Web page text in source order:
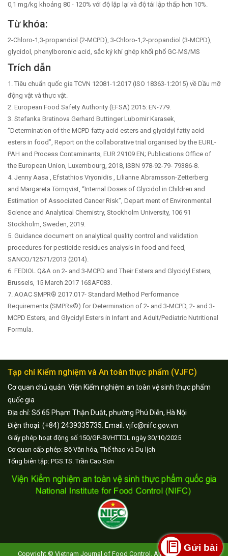
0,1 mg/kg khoảng 80 - 120% với độ lặp lại và độ tái lập thấp hơn 10%.
Từ khóa:
2-Chloro-1,3-propandiol (2-MCPD), 3-Chloro-1,2-propandiol (3-MCPD),
glycidol, phenylboronic acid, sắc ký khí ghép khối phổ GC-MS/MS
Trích dẫn
1. Tiêu chuẩn quốc gia TCVN 12081-1:2017 (ISO 18363-1:2015) về Dầu mỡ
động vật và thực vật.
2. European Food Safety Authority (EFSA) 2015: EN-779.
3. Stefanka Bratinova Gerhard Buttinger Lubomir Karasek,
“Determination of the MCPD fatty acid esters and glycidyl fatty acid
esters in food”, Report on the collaborative trial organised by the EURL-
PAH and Process Contaminants, EUR 29109 EN; Publications Office of
the European Union, Luxembourg, 2018, ISBN 978-92-79- 79386-8.
4. Jenny Aasa , Efstathios Vryonidis , Lilianne Abramsson-Zetterberg
and Margareta Törnqvist, “Internal Doses of Glycidol in Children and
Estimation of Associated Cancer Risk”, Depart ment of Environmental
Science and Analytical Chemistry, Stockholm University, 106 91
Stockholm, Sweden, 2019.
5. Guidance document on analytical quality control and validation
procedures for pesticide residues analysis in food and feed,
SANCO/12571/2013 (2014).
6. FEDIOL Q&A on 2- and 3-MCPD and Their Esters and Glycidyl Esters,
Brussels, 15 March 2017 16SAF083.
7. AOAC SMPR® 2017.017- Standard Method Performance
Requirements (SMPRs®) for Determination of 2- and 3-MCPD, 2- and 3-
MCPD Esters, and Glycidyl Esters in Infant and Adult/Pediatric Nutritional
Formula.
Tạp chí Kiểm nghiệm và An toàn thực phẩm (VJFC)
Cơ quan chủ quản: Viện Kiểm nghiệm an toàn vệ sinh thực phẩm
quốc gia
Địa chỉ: Số 65 Phạm Thận Duật, phường Phú Diễn, Hà Nội
Điện thoại: (+84) 2439335735. Email: vjfc@nifc.gov.vn
Giấy phép hoạt động số 150/GP-BVHTTDL ngày 30/10/2025
Cơ quan cấp phép: Bộ Văn hóa, Thể thao và Du lịch
Tổng biên tập: PGS.TS. Trần Cao Sơn
Copyright © Vietnam Journal of Food Control. All Rights Reserved
Gửi bài